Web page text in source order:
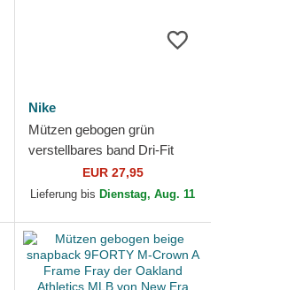
Nike
Mützen gebogen grün
verstellbares band Dri-Fit
Club Structured der Oakland
Athletics MLB von Nike
EUR 27,95
Lieferung bis Dienstag, Aug. 11